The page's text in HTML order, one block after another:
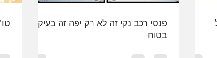
פנסי רכב נקי זה לא רק יפה זה בעיקר
בטוח